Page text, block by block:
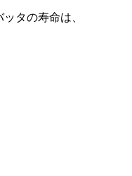
タの寿命は、